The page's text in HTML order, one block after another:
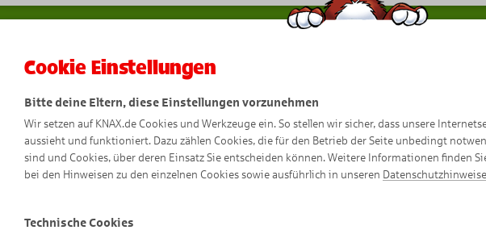
Flieg mit
Cookie Einstellungen
Bitte deine Eltern, diese Einstellungen vorzunehmen
Wir setzen auf KNAX.de Cookies und Werkzeuge ein. So stellen wir sicher, dass unsere
aussieht und funktioniert. Dazu zählen Cookies, die für den Betrieb der Seite unbedingt
sind und Cookies, über deren Einsatz Sie entscheiden können. Weitere Informationen finden
bei den Hinweisen zu den einzelnen Cookies sowie ausführlich in unseren
Technische Cookies